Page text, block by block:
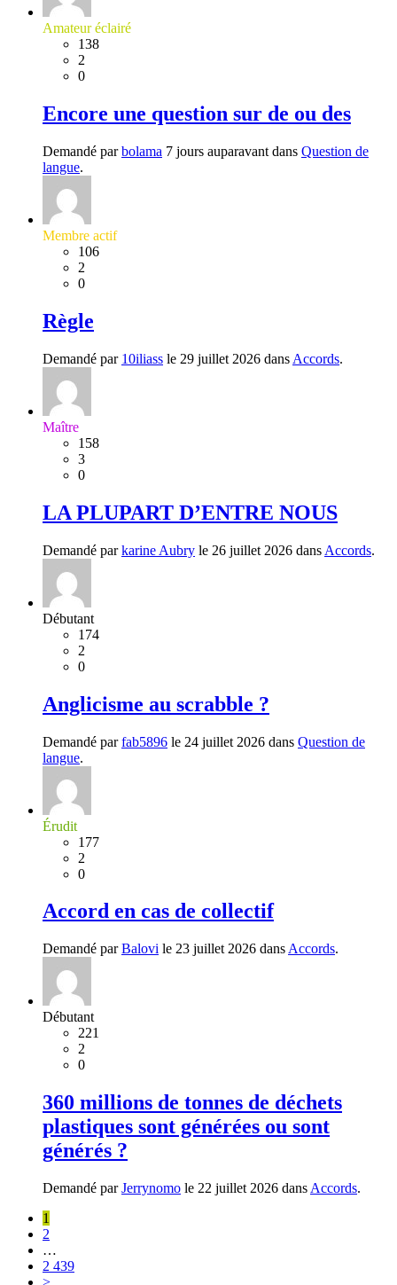
Amateur éclairé
138
2
0
Encore une question sur de ou des
Demandé parbolama 7 jours auparavant dans Question de
langue.
Membre actif
106
2
0
Règle
Demandé par 10iliass le 29 juillet 2026 dans Accords.
Maître
158
3
0
LA PLUPART D’ENTRE NOUS
Demandé parkarine Aubry le 26 juillet 2026 dans Accords.
Débutant
174
2
0
Anglicisme au scrabble ?
Demandé parfab5896 le 24 juillet 2026 dans Question de
langue.
Érudit
177
2
0
Accord en cas de collectif
Demandé parBalovi le 23 juillet 2026 dans Accords.
Débutant
221
2
0
360 millions de tonnes de déchets
plastiques sont générées ou sont
générés ?
Demandé parJerrynomo le 22 juillet 2026 dans Accords.
1
2
…
2 439